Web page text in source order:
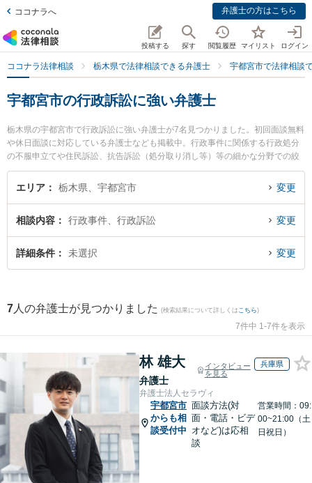
ココナラへ 弁護士の方はこちら
投稿する 探す 閲覧履歴 マイリスト ログイン
ココナラ法律相談 栃木県で法律相談できる弁護士 宇都宮市で法律相談
宇都宮市の行政訴訟に強い弁護士
栃木県の宇都宮市で行政訴訟に強い弁護士が7名見つかりました。初回面談無料
や休日面談に対応している弁護士なども掲載中。行政事件に関係する行政処分
の不服申立てや住民訴訟、抗告訴訟（処分取り消し等）等の細かな分野での絞
り込み検索もでき便利です。特に稲葉勉法律事務所の染谷 耕平弁護士や弁護士
法人栃のふたば法律事務所の小坂 誉弁護士、弁護士法人宇都宮東法律事務所の
に相談したい』『行政訴訟のトラブル解決の実績豊富な近くの弁護士を検索し
たい』『初回相談無料で行政訴訟を法律相談できる宇都宮市内の弁護士に相談
予約したい』などでお困りの相談者さんにおすすめです。
エリア 栃木県、宇都宮市 変更
相談内容 行政事件、行政訴訟 変更
詳細条件 未選択 変更
7 人の弁護士が見つかりました (検索結果について詳しくは こちら)
7件中 1-7件を表示
林 雄大
弁護士
インタビュー
を見る
兵庫県
弁護士法人セラヴィ
宇都宮市
からも相
談受付中
面談方法(対
面・電話・ビデ
オなど)は応相
談
営業時間：09:
00~21:00（土
日祝日）